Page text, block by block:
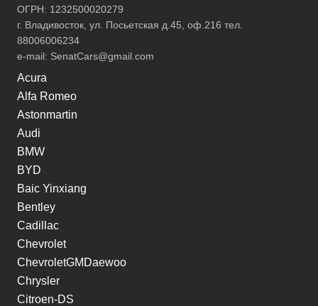
ОГРН: 1232500020279
г. Владивосток, ул. Посьетская д.45, оф.216 тел.
88006006234
e-mail: SenatCars@gmail.com
Acura
Alfa Romeo
Astonmartin
Audi
BMW
BYD
Baic Yinxiang
Bentley
Cadillac
Chevrolet
ChevroletGMDaewoo
Chrysler
Citroen-DS